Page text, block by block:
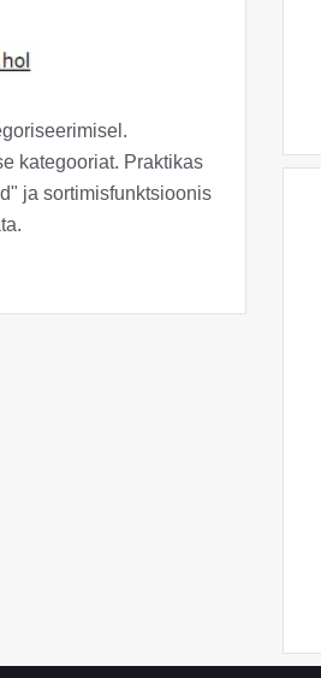
kategooriat. Praktikas
ja sortimisfunktsioonis